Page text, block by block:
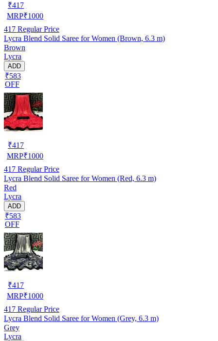
₹417
MRP₹1000
417 Regular Price
Lycra Blend Solid Saree for Women (Brown, 6.3 m)
Brown
Lycra
ADD
₹583
OFF
₹417
MRP₹1000
417 Regular Price
Lycra Blend Solid Saree for Women (Red, 6.3 m)
Red
Lycra
ADD
₹583
OFF
₹417
MRP₹1000
417 Regular Price
Lycra Blend Solid Saree for Women (Grey, 6.3 m)
Grey
Lycra